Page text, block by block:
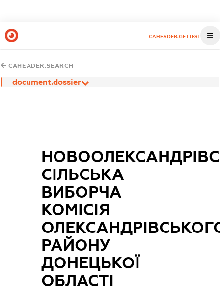
CAHEADER.GETTEST
CAHEADER.SEARCH
document.dossier
СІЛЬСЬКА
ВИБОРЧА
КОМІСІЯ
РАЙОНУ
ДОНЕЦЬКОЇ
ОБЛАСТІ